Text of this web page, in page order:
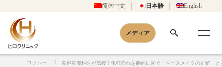
简体中文 日本語 English
メディア
コラム一
美容皮膚科医が伝授！化粧崩れを劇的に防ぐ「ベースメイクの正解」と